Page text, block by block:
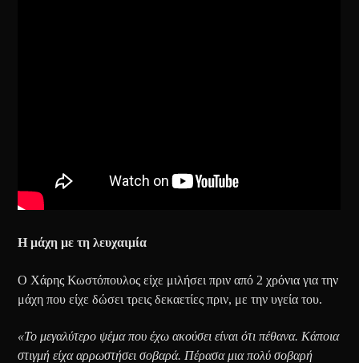
Η μάχη με τη λευχαιμία
Ο Χάρης Κωστόπουλος είχε μιλήσει πριν από 2 χρόνια για την
μάχη που είχε δώσει τρεις δεκαετίες πριν, με την υγεία του.
«Το μεγαλύτερο ψέμα που έχω ακούσει είναι ότι πέθανα. Κάποια
στιγμή είχα αρρωστήσει σοβαρά. Πέρασα μια πολύ σοβαρή